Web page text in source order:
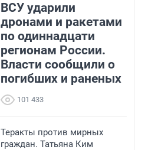
ВСУ ударили
дронами и ракетами
по одиннадцати
регионам России.
Власти сообщили о
погибших и раненых
101 433
Теракты против мирных
граждан. Татьяна Ким